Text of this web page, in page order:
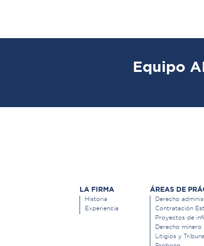
Equipo
LA FIRMA
Historia
Experiencia
ÁREAS DE
Derecho
Contratación
Proyectos de
Derecho minero
Litigios y